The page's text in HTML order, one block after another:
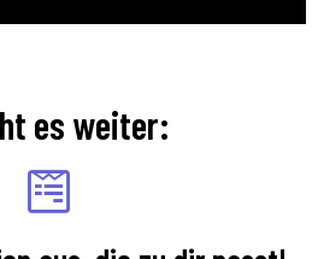
es weiter: